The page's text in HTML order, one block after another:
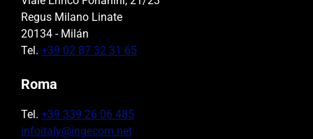
Regus Milano Linate
20134 - Milán
Tel. +39 02 87 32 31 65
Roma
Tel. +39 339 26 06 485
infoitaly@ingecom.net